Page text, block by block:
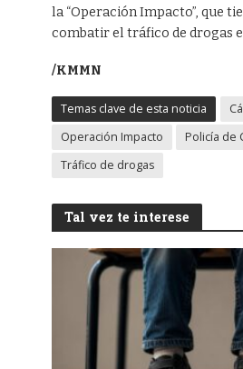
la “Operación Impacto”, que
combatir el tráfico de drogas
/KMMN
Temas clave de esta noticia
Operación Impacto
Policía de
Tráfico de drogas
Tal vez te interese